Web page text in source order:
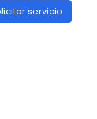
servicio